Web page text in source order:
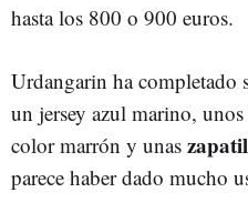
hasta los 800 o 900 euros.
Urdangarin ha completado
un jersey azul marino,
color marrón y unas
parece haber dado mucho